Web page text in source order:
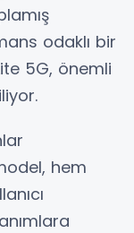
odaklı bir
5G, önemli
hem